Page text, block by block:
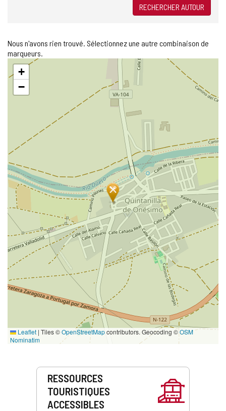
RECHERCHER AUTOUR
Nous n'avons rien trouvé. Sélectionnez une autre combinaison de
marqueurs.
Sauter
la
carte
+
−
Leaflet | Tiles ©OpenStreetMapcontributors. Geocoding ©OSM
Nominatim
Prestations
RESSOURCES
TOURISTIQUES
ACCESSIBLES